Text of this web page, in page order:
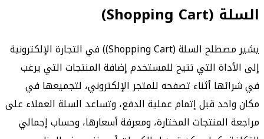
السلة (Shopping Cart)
يشير مصطلح السلة (Shopping Cart)) في التجارة الإلكترونية
إلى الأداة التي تتيح للمستخدم إضافة المنتجات التي يرغب
في شرائها أثناء تصفحه للمتجر الإلكتروني، لتجميعها في
مكان واحد قبل إتمام عملية الدفع، وتساعد السلة العملاء على
مراجعة المنتجات المختارة، ومعرفة أسعارها، وحساب إجمالي